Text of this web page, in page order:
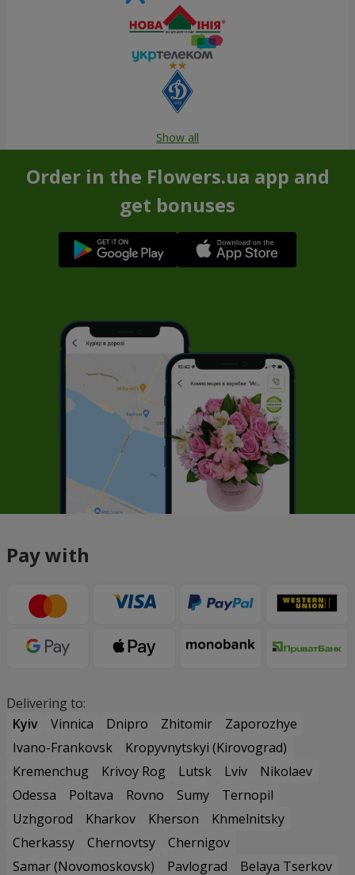
Show all
Order in the Flowers.ua app and
get bonuses
Pay with
Delivering to:
Kyiv
Vinnica Dnipro Zhitomir
Zaporozhye
Ivano-Frankovsk
Kropyvnytskyi (Kirovograd)
Kremenchug
Krivoy Rog Lutsk Lviv
Nikolaev
Odessa
Poltava Rovno Sumy
Ternopil
Uzhgorod
Kharkov Kherson
Khmelnitsky
Cherkassy
Chernovtsy
Chernigov
Samar (Novomoskovsk)
Pavlograd
Belaya Tserkov